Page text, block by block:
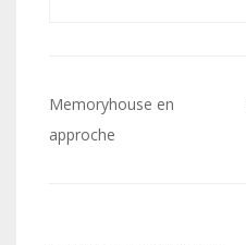
Navigation
de
Memoryhouse en
approche